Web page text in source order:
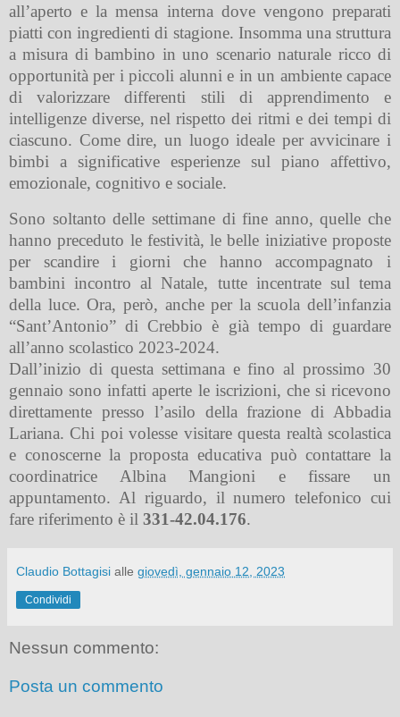
all’aperto e la mensa interna dove vengono preparati
piatti con ingredienti di stagione. Insomma una struttura
a misura di bambino in uno scenario naturale ricco di
opportunità per i piccoli alunni e in un ambiente capace
di valorizzare differenti stili di apprendimento e
intelligenze diverse, nel rispetto dei ritmi e dei tempi di
ciascuno. Come dire, un luogo ideale per avvicinare i
bimbi a significative esperienze sul piano affettivo,
emozionale, cognitivo e sociale.
Sono soltanto delle settimane di fine anno, quelle che
hanno preceduto le festività, le belle iniziative proposte
per scandire i giorni che hanno accompagnato i
bambini incontro al Natale, tutte incentrate sul tema
della luce. Ora, però, anche per la scuola dell’infanzia
“Sant’Antonio” di Crebbio è già tempo di guardare
all’anno scolastico 2023-2024.
Dall’inizio di questa settimana e fino al prossimo 30
gennaio sono infatti aperte le iscrizioni, che si ricevono
direttamente presso l’asilo della frazione di Abbadia
Lariana. Chi poi volesse visitare questa realtà scolastica
e conoscerne la proposta educativa può contattare la
coordinatrice Albina Mangioni e fissare un
appuntamento. Al riguardo, il numero telefonico cui
fare riferimento è il 331-42.04.176.
Claudio Bottagisi alle giovedì, gennaio 12, 2023
Condividi
Nessun commento:
Posta un commento